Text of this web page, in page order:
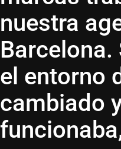
nuestra
Barcelona.
el entorno
cambiado